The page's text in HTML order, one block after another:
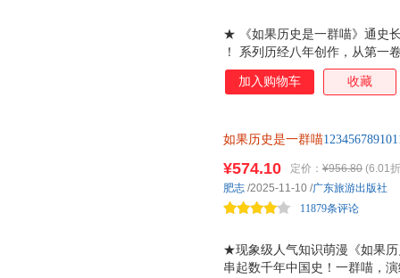
★ 《如果历史是一群喵》通史
！ 系列历经八年创作，从第一
朝的残晖落幕，数千年的历史
是这段旅程中不可缺少的关键
清末那段惊心动魄的时代转折
沙场血战的曾国藩、左宗棠 他
的沉浮与落幕。 ★ 全书参考《
加入购物车 收藏
如果历史是一群喵
★现象级人气知识萌漫《如果
串起数千年中国史！一群喵，
¥574.10 定价： ¥956.80 (6.01
11879条评论
肥志 /2025-11-10 /广东旅游出版社